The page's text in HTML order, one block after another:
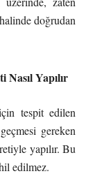
doğrudan
Nasıl Yapılır
tespit edilen
gereken
yapılır. Bu
edilmez.